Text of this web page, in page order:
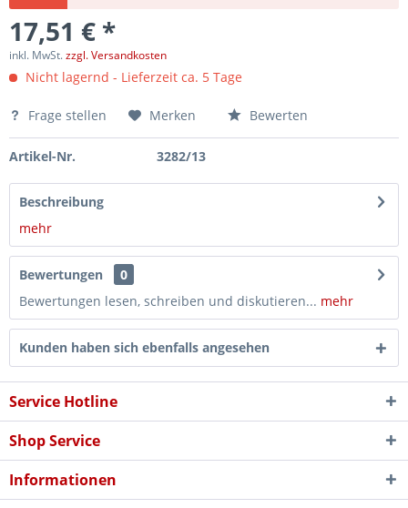
17,51 € *
inkl. MwSt.zzgl. Versandkosten
Nicht lagernd - Lieferzeit ca. 5 Tage
Frage stellen Merken Bewerten
Artikel-Nr. 3282/13
Beschreibung
mehr
Bewertungen
0
Bewertungen lesen, schreiben und diskutieren... mehr
Kunden haben sich ebenfalls angesehen
Service Hotline
Shop Service
Informationen